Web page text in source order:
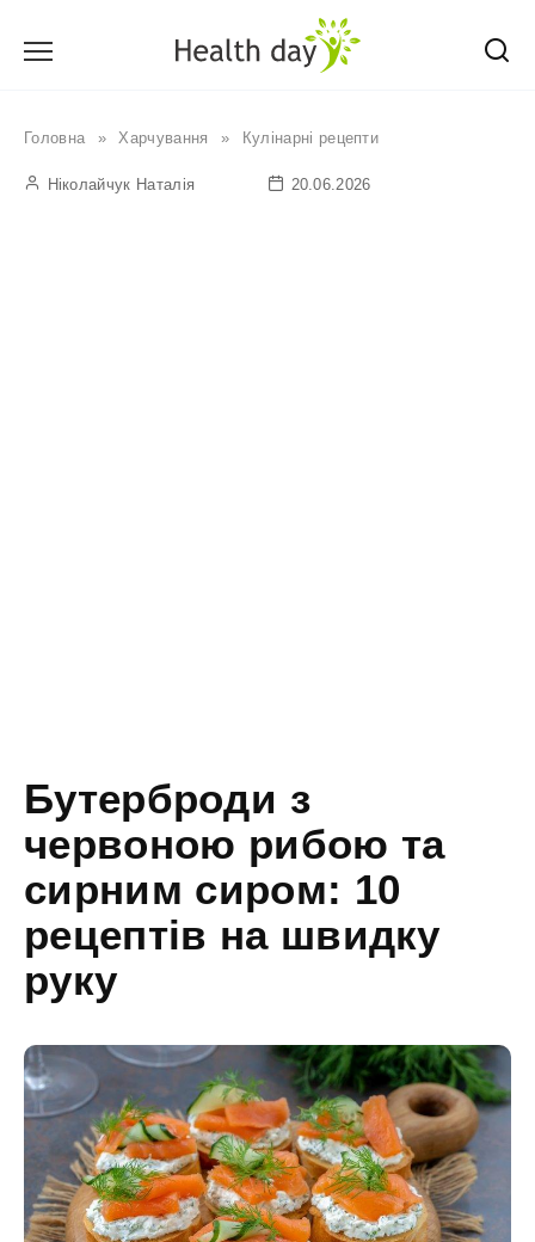
Головна » Харчування » Кулінарні рецепти
Ніколайчук Наталія 20.06.2026
Бутерброди з
червоною рибою та
сирним сиром: 10
рецептів на швидку
руку